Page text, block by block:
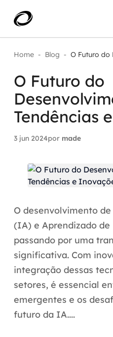
O que resolvemos
Aplicar IA com impacto
Agentes de IA
Automação inteligente
Integração de IA
RPA e hiperautomação
Transformar dados em
Projetos
Carreira
PT-BR
ENTRE EM
Home - Blog - O Futuro do
O Futuro do
Tendências
3 jun 2024por made
O desenvolvimento
(IA) e Aprendizado de
passando por uma
significativa. Com
integração dessas
setores, é essencial
emergentes e os
futuro da IA....